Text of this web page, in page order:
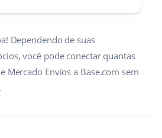
Dependendo de suas
você pode conectar quantas
Mercado Envios a Base.com sem